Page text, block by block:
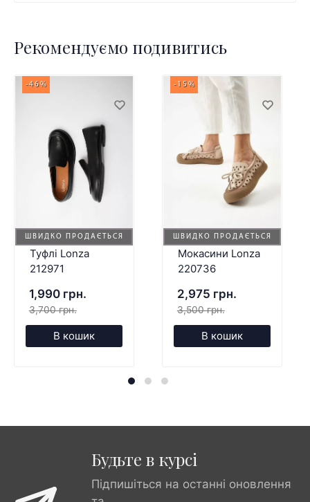
Рекомендуємо подивитись
ШВИДКО ПРОДАЄТЬСЯ
-46%
Туфлі Lonza
212971
1,990 грн.
3,700 грн.
В кошик
ШВИДКО ПРОДАЄТЬСЯ
-15%
Мокасини Lonza
220736
2,975 грн.
3,500 грн.
В кошик
Будьте в курсі
Підпишіться на останні оновлення